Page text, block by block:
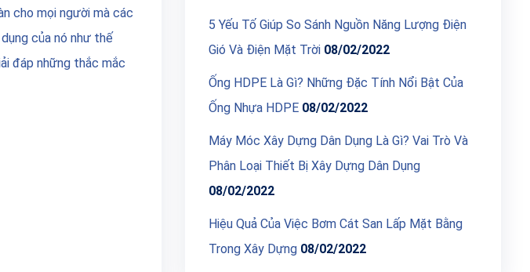
cho mọi người mà các
của nó như thế
đáp những thắc mắc
5 Yếu Tố Giúp So Sánh Nguồn Năng Lượng Điện
Gió Và Điện Mặt Trời 08/02/2022
Ống HDPE Là Gì? Những Đặc Tính Nổi Bật Của
Ống Nhựa HDPE 08/02/2022
Máy Móc Xây Dựng Dân Dụng Là Gì? Vai Trò Và
Phân Loại Thiết Bị Xây Dựng Dân Dụng
08/02/2022
Hiệu Quả Của Việc Bơm Cát San Lấp Mặt Bằng
Trong Xây Dựng 08/02/2022